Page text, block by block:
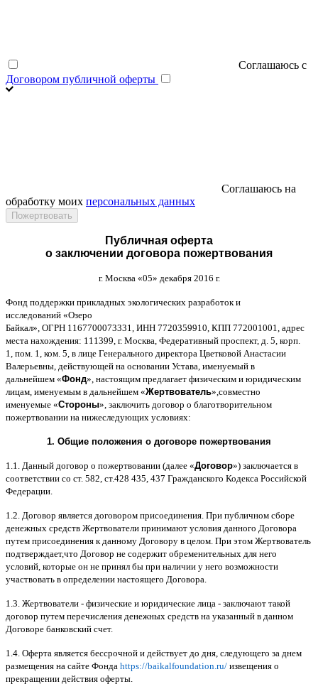
Соглашаюсь с
Договором публичной оферты
Соглашаюсь на
обработку моих персональных данных
Публичная оферта
о заключении договора пожертвования
г. Москва «05» декабря 2016 г.
Фонд поддержки прикладных экологических разработок и
исследований «Озеро
Байкал», ОГРН 1167700073331, ИНН 7720359910, КПП 772001001, адрес
места нахождения: 111399, г. Москва Федеративный проспект, д . 5, корп
1, пом . 1, ком . 5, в лице Генерального директора Цветковой Анастасии
Валерьевны действующей на основании Устава именуемый в
дальнейшем «Фонд», настоящим предлагает физическим и юридическим
лицам именуемым в дальнейшем «Жертвователь», совместно
именуемые «Стороны», заключить договор o благотворительном
пожертвовании на нижеследующих условиях:
1. Общие положения o договоре пожертвования
1.1. Данный договор о пожертвовании (далее «Договор») заключается в
соответствии со ст. 582, ст.428 435, 437 Гражданского Кодекса Российской
Федерации
1.2. Договор является договором присоединения При публичном сборе
денежных средств Жертвователи принимают условия данного Договора
путем присоединения к данному Договору в целом При этом Жертвователь
подтверждает,что Договор не содержит обременительных для него
условий которые он не принял бы при наличии у него возможности
участвовать в определении настоящего Договора
1.3. Жертвователи - физические и юридические лица - заключают такой
договор путем перечисления денежных средств на указанный в данном
Договоре банковский счет.
1.4. Оферта является бессрочной и действует до дня следующего за днем
размещения на сайте Фонда https://baikalfoundation.ru/ извещения о
прекращении действия оферты